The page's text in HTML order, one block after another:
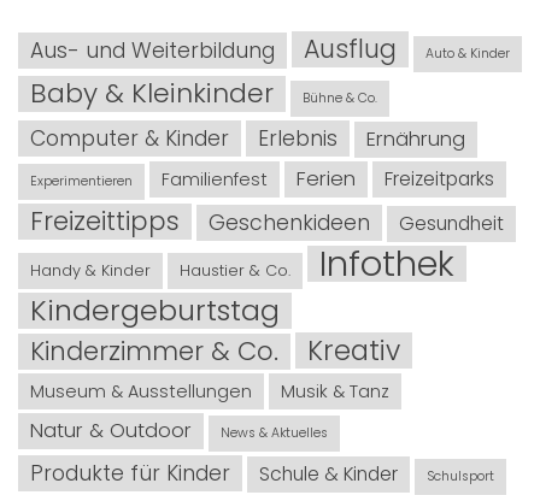
Aus- und Weiterbildung Ausflug Auto & Kinder
Baby & Kleinkinder Bühne & Co.
Computer & Kinder Erlebnis Ernährung
Experimentieren Familienfest Ferien Freizeitparks
Freizeittipps Geschenkideen Gesundheit
Handy & Kinder Haustier & Co. Infothek
Kindergeburtstag
Kinderzimmer & Co. Kreativ
Museum & Ausstellungen Musik & Tanz
Natur & Outdoor News & Aktuelles
Produkte für Kinder Schule & Kinder Schulsport